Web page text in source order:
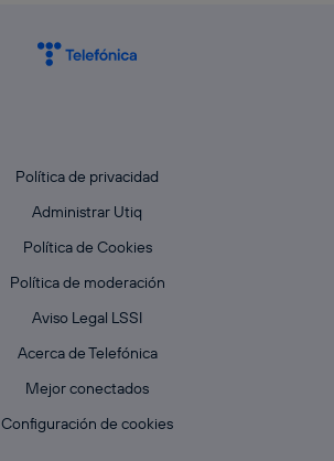
Política de privacidad
Administrar Utiq
Política de Cookies
Política de moderación
Aviso Legal LSSI
Acerca de Telefónica
Mejor conectados
Configuración de cookies